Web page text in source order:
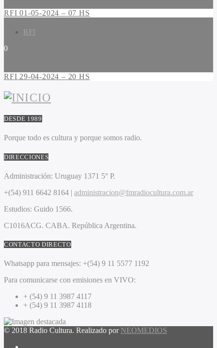
RFI 01-05-2024 – 07 HS
RFI
0
RFI 29-04-2024 – 20 HS
DESDE 1989
Porque todo es cultura y porque somos radio.
DIRECCIONES
Administración: Uruguay 1371 5° P.
+(54) 911 6642 8164 | administracion@fmradiocultura.com.ar
Estudios: Guido 1566.
C1016ACG. CABA. República Argentina.
CONTACTO DIRECTO
Whatsapp para mensajes: +(54) 9 11 5577 1192
Para comunicarse con emisiones en VIVO:
+ (54) 9 11 3987 4117
+ (54) 9 11 3987 4118
© 2018 Radio Cultura. Realizado por NEOMEDIOS